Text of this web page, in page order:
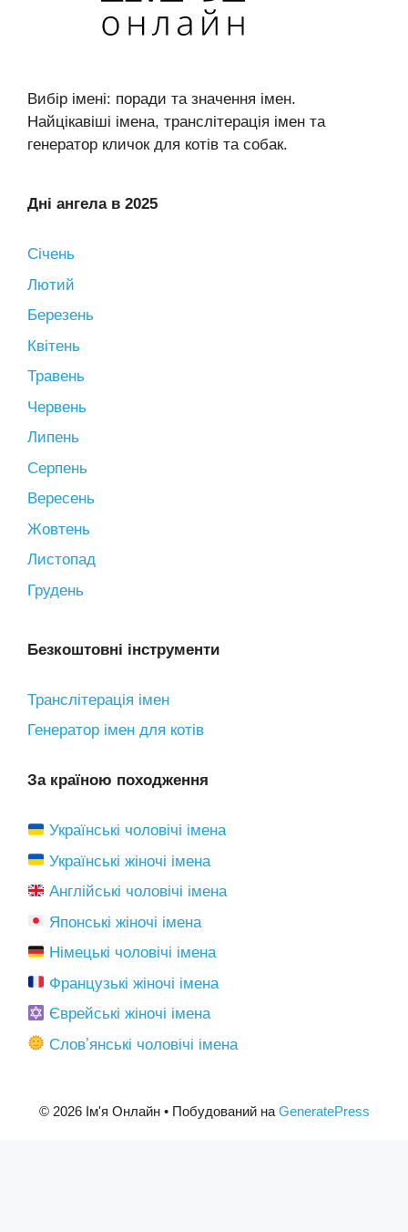
Вибір імені: поради та значення імен.
Найцікавіші імена, транслітерація імен та
генератор кличок для котів та собак.
Дні ангела в 2025
Січень
Лютий
Березень
Квітень
Травень
Червень
Липень
Серпень
Вересень
Жовтень
Листопад
Грудень
Безкоштовні інструменти
Транслітерація імен
Генератор імен для котів
За країною походження
Українські чоловічі імена
Українські жіночі імена
Англійські чоловічі імена
Японські жіночі імена
Німецькі чоловічі імена
Французькі жіночі імена
Єврейські жіночі імена
Словʼянські чоловічі імена
© 2026 Ім'я Онлайн• Побудований на GeneratePress